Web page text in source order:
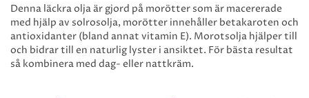
Denna läckra olja är gjord på morötter som är macererade
med hjälp av solrosolja, morötter innehåller betakaroten och
antioxidanter (bland annat vitamin E). Morotsolja hjälper till
och bidrar till en naturlig lyster i ansiktet. För bästa resultat
så kombinera med dag- eller nattkräm.